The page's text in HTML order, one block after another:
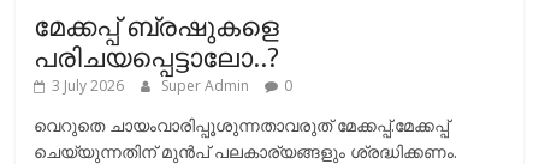
മേക്കപ്പ് ബ്രഷുകളെ
പരിചയപ്പെട്ടാലോ..?
3 July 2026 Super Admin 0
വെറുതെ ചായംവാരിപ്പൂശുന്നതാവരുത് മേക്കപ്പ്.മേക്കപ്പ്
ചെയ്യുന്നതിന് മുന്‍പ് പലകാര്യങ്ങളും ശ്രദ്ധിക്കണം.